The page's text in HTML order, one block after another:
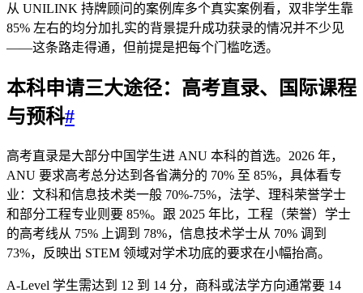
从 UNILINK 持牌顾问的案例库多个真实案例看，双非学生靠
85% 左右的均分加扎实的背景提升成功获录的情况并不少见
——这条路走得通，但前提是把每个门槛吃透。
本科申请三大途径：高考直录、国际课程
与预科#
高考直录是大部分中国学生进 ANU 本科的首选。2026 年，
ANU 要求高考总分达到各省满分的 70% 至 85%，具体看专
业：文科和信息技术类一般 70%-75%，法学、理科荣誉学士
和部分工程专业则要 85%。跟 2025 年比，工程（荣誉）学士
的高考线从 75% 上调到 78%，信息技术学士从 70% 调到
73%，反映出 STEM 领域对学术功底的要求在小幅抬高。
A-Level 学生需达到 12 到 14 分，商科或法学方向通常要 14